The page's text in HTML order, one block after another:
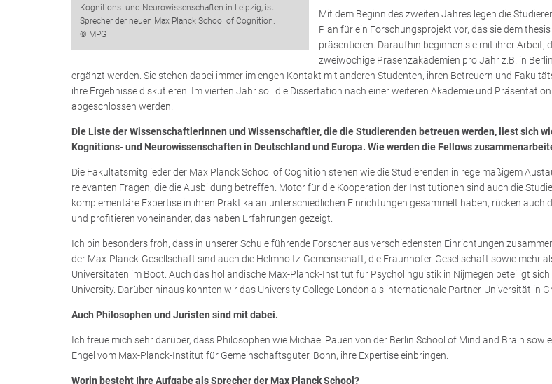
Kognitions- und Neurowissenschaften in Leipzig, ist
Sprecher der neuen Max Planck School of Cognition.
© MPG
Mit dem Beginn des zweiten Jahres legen die
Plan für ein Forschungsprojekt vor, das sie dem
präsentieren. Daraufhin beginnen sie mit ihrer Arbeit,
zweiwöchige Präsenzakademien pro Jahr z.B. in
ergänzt werden. Sie stehen dabei immer im engen Kontakt mit anderen Studenten, ihren Betreuern und
ihre Ergebnisse diskutieren. Im vierten Jahr soll die Dissertation nach einer weiteren Akademie und
abgeschlossen werden.
Die Liste der Wissenschaftlerinnen und Wissenschaftler, die die Studierenden betreuen werden, liest sich wie
Kognitions- und Neurowissenschaften in Deutschland und Europa. Wie werden die Fellows
Die Fakultätsmitglieder der Max Planck School of Cognition stehen wie die Studierenden in regelmäßigem
relevanten Fragen, die die Ausbildung betreffen. Motor für die Kooperation der Institutionen sind auch die
komplementäre Expertise in ihren Praktika an unterschiedlichen Einrichtungen gesammelt haben, rücken auch
und profitieren voneinander, das haben Erfahrungen gezeigt.
Ich bin besonders froh, dass in unserer Schule führende Forscher aus verschiedensten Einrichtungen
der Max-Planck-Gesellschaft sind auch die Helmholtz-Gemeinschaft, die Fraunhofer-Gesellschaft sowie mehr
Universitäten im Boot. Auch das holländische Max-Planck-Institut für Psycholinguistik in Nijmegen beteiligt
University. Darüber hinaus konnten wir das University College London als internationale Partner-Universität in
Auch Philosophen und Juristen sind mit dabei.
Ich freue mich sehr darüber, dass Philosophen wie Michael Pauen von der Berlin School of Mind and Brain
Engel vom Max-Planck-Institut für Gemeinschaftsgüter, Bonn, ihre Expertise einbringen.
Worin besteht Ihre Aufgabe als Sprecher der Max Planck School?